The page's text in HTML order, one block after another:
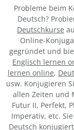
Probleme beim
Deutsch?
Deutschkurse
Online-
gegründet und
Englisch lernen
lernen online,
usw. Konjugieren
allen Zeiten und
Futur II, Perfekt,
Imperativ, etc.
Deutsch